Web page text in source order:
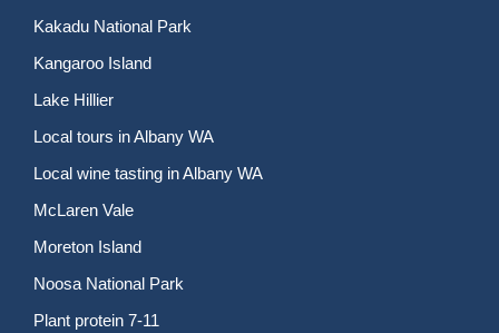
Kakadu National Park
Kangaroo Island
Lake Hillier
Local tours in Albany WA
Local wine tasting in Albany WA
McLaren Vale
Moreton Island
Noosa National Park
Plant protein 7-11